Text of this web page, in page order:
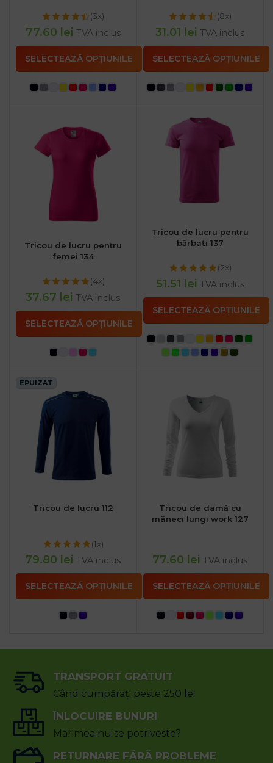
(3x)
77.60 lei TVA inclus
SELECTEAZĂ OPȚIUNILE
(8x)
31.01 lei TVA inclus
SELECTEAZĂ OPȚIUNILE
Tricou de lucru pentru
femei 134
(4x)
37.67 lei TVA inclus
SELECTEAZĂ OPȚIUNILE
Tricou de lucru pentru
bărbați 137
(2x)
51.51 lei TVA inclus
SELECTEAZĂ OPȚIUNILE
EPUIZAT
Tricou de lucru 112
(1x)
79.80 lei TVA inclus
SELECTEAZĂ OPȚIUNILE
Tricou de damă cu
mâneci lungi work 127
77.60 lei TVA inclus
SELECTEAZĂ OPȚIUNILE
TRANSPORT GRATUIT
Când cumpărați peste 250 lei
ÎNLOCUIRE BUNURI
Marimea nu se potriveste?
RETURNARE FĂRĂ PROBLEME